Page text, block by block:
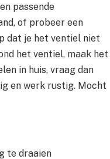
passende
of probeer een
dat je het ventiel niet
het ventiel, maak het
in huis, vraag dan
en werk rustig. Mocht
te draaien